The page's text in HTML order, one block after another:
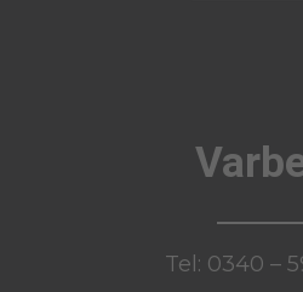
Tel: 0340 –